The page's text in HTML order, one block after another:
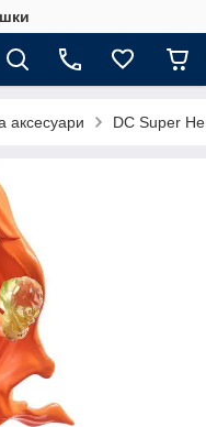
аксесуари DC Super